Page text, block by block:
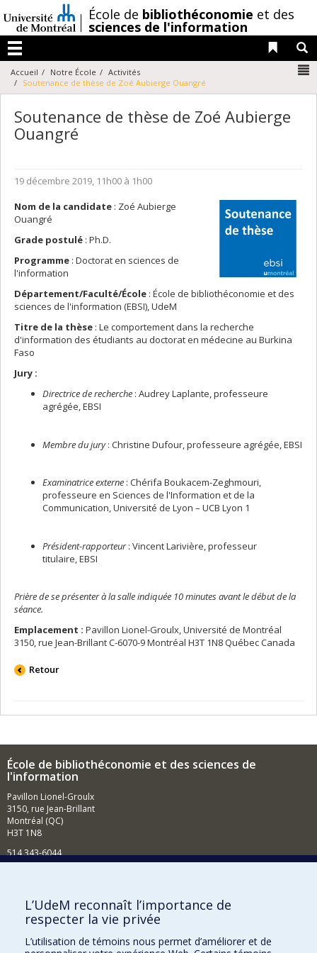
au
contenu
/École de bibliothéconomie et des
sciences de l'information
Menu
Liens
Accueil Notre École
Activités
Soutenance de thèse de Zoé Aubierge Ouangré
Soutenance de thèse de Zoé Aubierge
Ouangré
19 décembre 2019, 11h00 à 1h00
Nom de la candidate : Zoé Aubierge
Ouangré
Grade postulé : Ph.D.
Programme : Doctorat en sciences de
l'information
Département/Faculté/École : École de bibliothéconomie et des
sciences de l'information (EBSI), UdeM
Titre de la thèse : Le comportement dans la recherche
d'information des étudiants au doctorat en médecine au Burkina
Faso
Jury :
Directrice de recherche : Audrey Laplante, professeure
agrégée, EBSI
Membre du jury: Christine Dufour, professeure agrégée, EBSI
Examinatrice externe : Chérifa Boukacem-Zeghmouri,
professeure en Sciences de l'Information et de la
Communication, Université de Lyon – UCB Lyon 1
Président-rapporteur: Vincent Larivière, professeur
titulaire, EBSI
Prière de se présenter à la salle indiquée 10 minutes avant le début de la
séance.
Emplacement : Pavillon Lionel-Groulx, Université de Montréal
3150, rue Jean-Brillant C-6070-9 Montréal H3T 1N8 Québec Canada
Retour
École de bibliothéconomie et des sciences de
l'information
Pavillon Lionel-Groulx
3150, rue Jean-Brillant
Montréal (QC)
H3T 1N8
514 343-6044
Comment soutenir l'École?
BESOIN D'AIDE?
Plan du site
L’UdeM reconnaît l’importance de
respecter la vie privée
L’utilisation de témoins nous permet d’améliorer et de